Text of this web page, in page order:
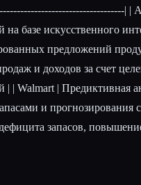
| |
на базе искусственного
предложений
и доходов за счет
| | Walmart | Предиктивная
и прогнозирования
запасов,